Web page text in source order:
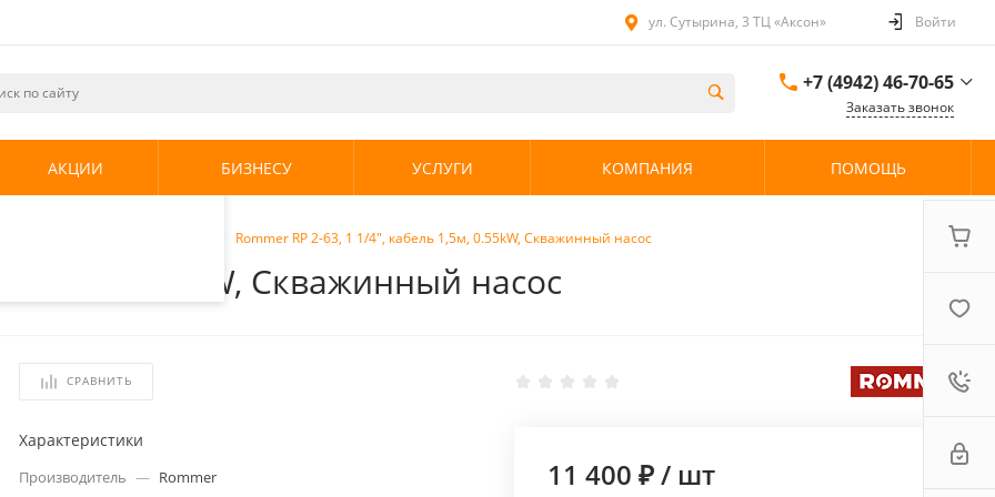
и
использования.
.
ул. Сутырина, 3 ТЦ «Аксон» Войти
+7 (4942) 46-70-65
ул. Сутырина, 3 ТЦ
Заказать звонок
АКЦИИ БИЗНЕСУ УСЛУГИ КОМПАНИЯ ПОМОЩЬ
Rommer RP 2-63, 1 1/4", кабель 1,5м, 0.55kW, Скважинный насос
1,5м, 0.55kW, Скважинный насос
СРАВНИТЬ
Характеристики
Производитель — Rommer
11 400 ₽/ шт